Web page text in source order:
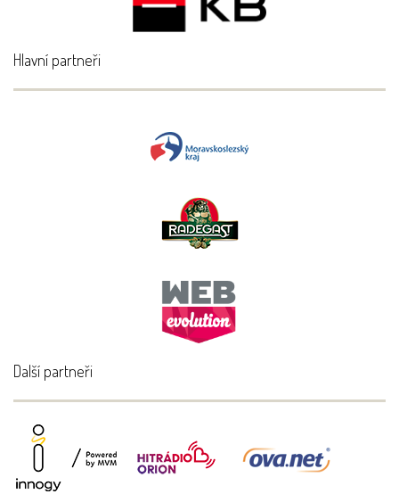
Hlavní partneři
Další partneři